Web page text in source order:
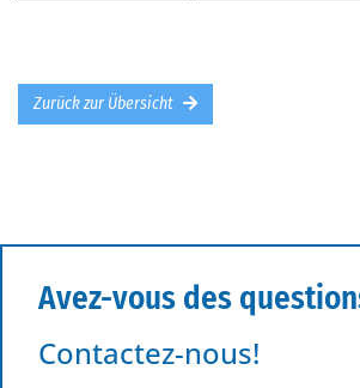
Zurück zur Übersicht
Avez-vous des
Contactez-nous!